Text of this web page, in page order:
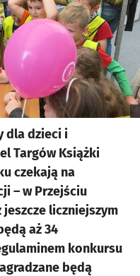
dla dzieci i
Targów Książki
czekają na
– w Przejściu
liczniejszym
aż 34
konkursu
będą